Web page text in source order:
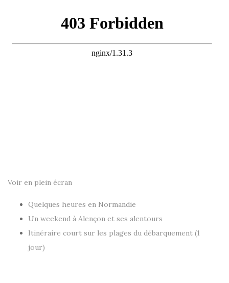
Voir en plein écran
Quelques heures en Normandie
Un weekend à Alençon et ses alentours
Itinéraire court sur les plages du débarquement (1
jour)